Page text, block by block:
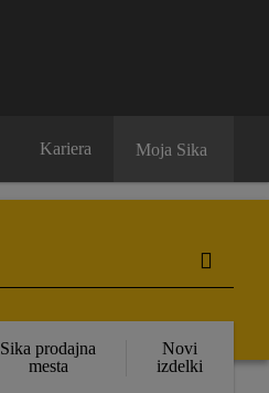
Kariera Moja Sika
Sika prodajna
mesta
Novi
izdelki